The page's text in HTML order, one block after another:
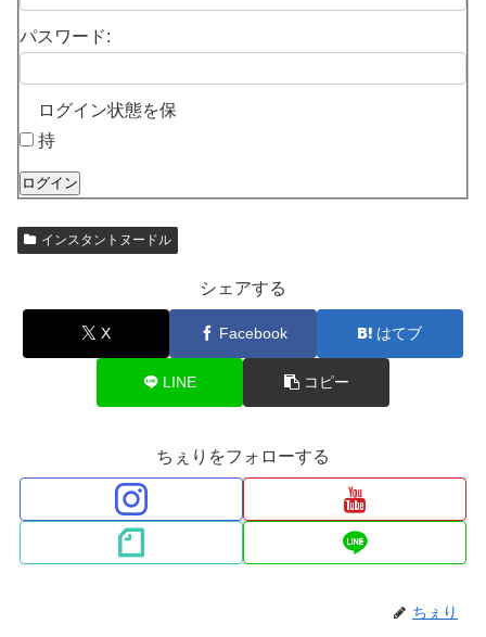
パスワード:
ログイン状態を保
持
ログイン
インスタントヌードル
シェアする
X Facebook はてブ
LINE コピー
ちぇりをフォローする
ちぇり